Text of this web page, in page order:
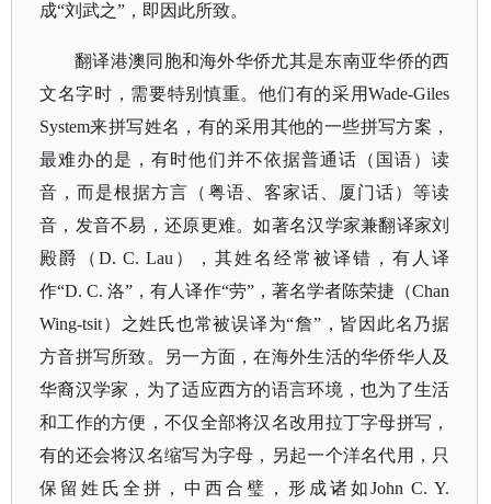
成“刘武之”，即因此所致。
翻译港澳同胞和海外华侨尤其是东南亚华侨的西
文名字时，需要特别慎重。他们有的采用Wade-Giles
System来拼写姓名，有的采用其他的一些拼写方案，
最难办的是，有时他们并不依据普通话（国语）读
音，而是根据方言（粤语、客家话、厦门话）等读
音，发音不易，还原更难。如著名汉学家兼翻译家刘
殿爵（D. C. Lau），其姓名经常被译错，有人译
作“D. C. 洛”，有人译作“劳”，著名学者陈荣捷（Chan
Wing-tsit）之姓氏也常被误译为“詹”，皆因此名乃据
方音拼写所致。另一方面，在海外生活的华侨华人及
华裔汉学家，为了适应西方的语言环境，也为了生活
和工作的方便，不仅全部将汉名改用拉丁字母拼写，
有的还会将汉名缩写为字母，另起一个洋名代用，只
保留姓氏全拼，中西合璧，形成诸如John C. Y.